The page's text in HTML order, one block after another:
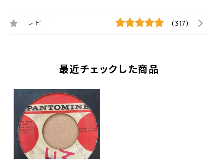
レビュー (317)
最近チェックした商品